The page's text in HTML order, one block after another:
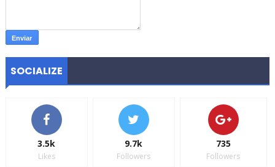
SOCIALIZE
3.5k
Likes
9.7k
Followers
735
Followers